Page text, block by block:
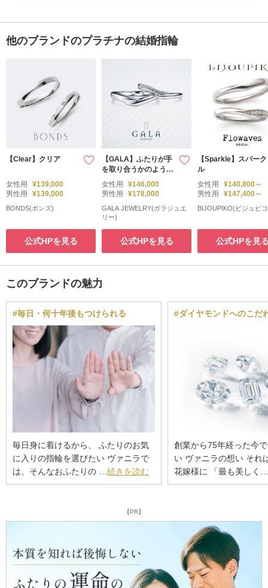
他のブランドのプラチナの結婚指輪
【Clear】クリア
女性用
¥139,000
男性用
¥139,000
BONDS(ボンズ)
公式HPを見る
【GALA】ふたりが手
を取り合うかのよう
な…柔らかいフォルム
のV字リング♪
女性用
¥146,000
男性用
¥178,000
GALA JEWELRY(ガラジュエ
リー)
公式HPを見る
【Sparkle】スパーク
ル
女性用
¥140,800～
男性用
¥147,400～
BIJOUPIKO(ビジュピ
公式HPを見
このブランドの魅力
#毎日・何十年後もつけられる
毎日身に着けるから、 ふたりのお気
に入りの指輪を選びたい ヴァニラで
は、そんなおふたりの … 続きを読む
#ダイヤモンドへのこだ
創業から75年経った今
い ヴァニラの想い それ
花嫁様に 「最も美しく…
【PR】